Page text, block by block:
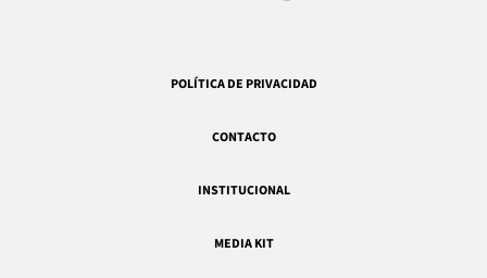
POLÍTICA DE PRIVACIDAD
CONTACTO
INSTITUCIONAL
MEDIA KIT